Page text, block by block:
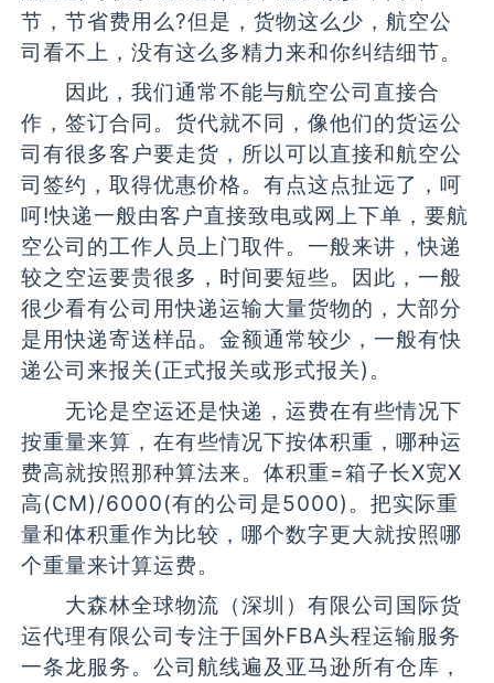
节，节省费用么?但是，货物这么少，航空公
司看不上，没有这么多精力来和你纠结细节。
因此，我们通常不能与航空公司直接合
作，签订合同。货代就不同，像他们的货运公
司有很多客户要走货，所以可以直接和航空公
司签约，取得优惠价格。有点这点扯远了，呵
呵!快递一般由客户直接致电或网上下单，要航
空公司的工作人员上门取件。一般来讲，快递
较之空运要贵很多，时间要短些。因此，一般
很少看有公司用快递运输大量货物的，大部分
是用快递寄送样品。金额通常较少，一般有快
递公司来报关(正式报关或形式报关)。
无论是空运还是快递，运费在有些情况下
按重量来算，在有些情况下按体积重，哪种运
费高就按照那种算法来。体积重=箱子长X宽X
高(CM)/6000(有的公司是5000)。把实际重
量和体积重作为比较，哪个数字更大就按照哪
个重量来计算运费。
大森林全球物流（深圳）有限公司国际货
运代理有限公司专注于国外FBA头程运输服务
一条龙服务。公司航线遍及亚马逊所有仓库，